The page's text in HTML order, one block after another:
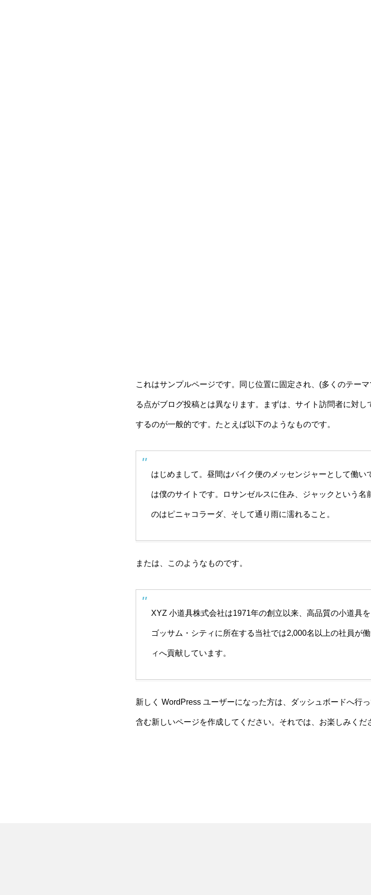
これはサンプルページです。同じ位置に固定され、(多くのテー
る点がブログ投稿とは異なります。まずは、サイト訪問者に対
するのが一般的です。たとえば以下のようなものです。
はじめまして。昼間はバイク便のメッセンジャーとして働
は僕のサイトです。ロサンゼルスに住み、ジャックという
のはピニャコラーダ、そして通り雨に濡れること。
または、このようなものです。
XYZ 小道具株式会社は1971年の創立以来、高品質の小道具
ゴッサム・シティに所在する当社では2,000名以上の社員が
ィへ貢献しています。
新しく WordPress ユーザーになった方は、 ダッシュボードへ行
含む新しいページを作成してください。それでは、お楽しみくだ